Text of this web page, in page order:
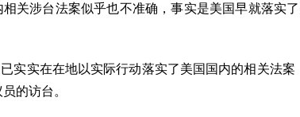
涉台法案似乎也不准确，事实是美国早就落实
实在在地以实际行动落实了美国国内的相关法案
的访台。